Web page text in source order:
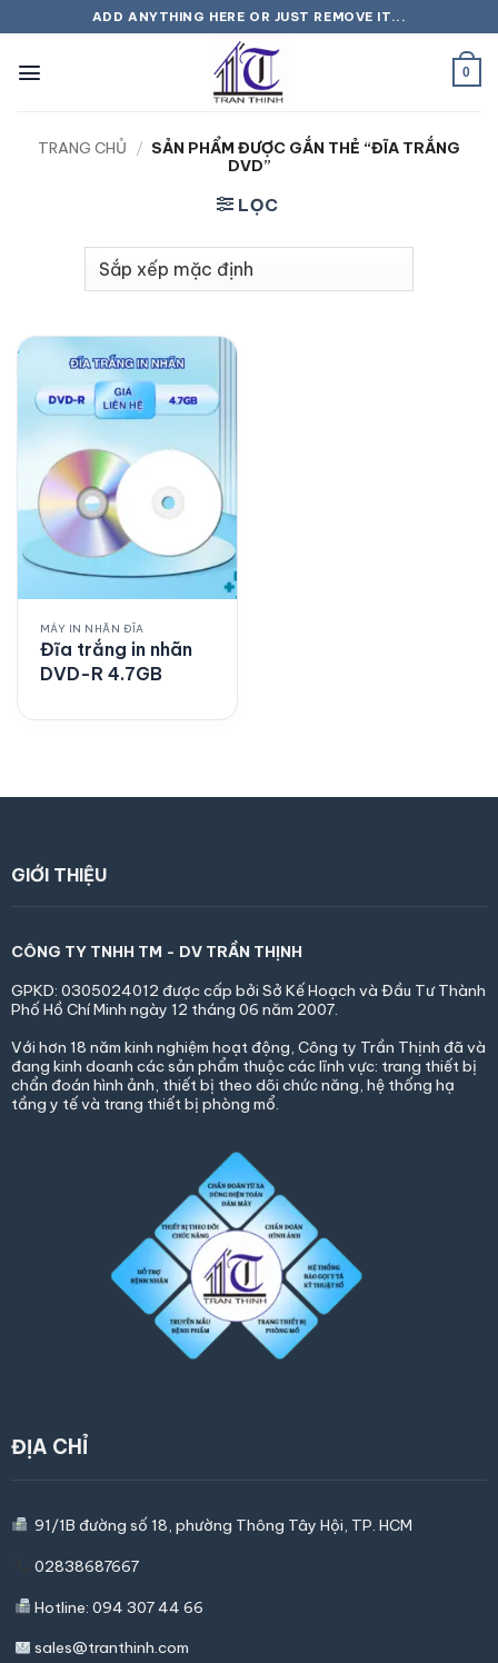
qua
nội
ADD ANYTHING HERE OR JUST REMOVE IT...
0
TRANG CHỦ / SẢN PHẨM ĐƯỢC GẮN THẺ “ĐĨA TRẮNG
DVD”
LỌC
MÁY IN NHÃN ĐĨA
Đĩa trắng in nhãn
DVD-R 4.7GB
GIỚI THIỆU
CÔNG TY TNHH TM - DV TRẦN THỊNH
GPKD: 0305024012 được cấp bởi Sở Kế Hoạch và Đầu Tư Thành
Phố Hồ Chí Minh ngày 12 tháng 06 năm 2007.
Với hơn 18 năm kinh nghiệm hoạt động, Công ty Trần Thịnh đã và
đang kinh doanh các sản phẩm thuộc các lĩnh vực: trang thiết bị
chẩn đoán hình ảnh, thiết bị theo dõi chức năng, hệ thống hạ
tầng y tế và trang thiết bị phòng mổ.
ĐỊA CHỈ
91/1B đường số 18, phường Thông Tây Hội, TP. HCM
02838687667
Hotline: 094 307 44 66
sales@tranthinh.com